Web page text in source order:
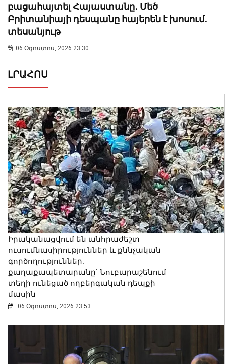
բացահայտել Հայաստանը․ Մեծ
Բրիտանիայի դեսպանը հայերեն է խոսում․
տեսանյութ
06 Օգոստոս, 2026 23:30
ԼՐԱՀՈՍ
Իրականացվում են անհրաժեշտ
ուսումնասիրություններ և քննչական
գործողություններ.
քաղաքապետարանը՝ Նուբարաշենում
տեղի ունեցած ողբերգական դեպքի
մասին
06 Օգոստոս, 2026 23:53